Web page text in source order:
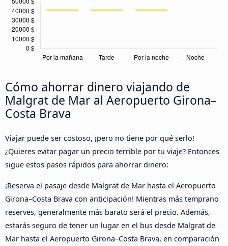
Cómo ahorrar dinero viajando de
Malgrat de Mar al Aeropuerto Girona–
Costa Brava
Viajar puede ser costoso, ¡pero no tiene por qué serlo!
¿Quieres evitar pagar un precio terrible por tu viaje? Entonces
sigue estos pasos rápidos para ahorrar dinero:
¡Reserva el pasaje desde Malgrat de Mar hasta el Aeropuerto
Girona–Costa Brava con anticipación! Mientras más temprano
reserves, generalmente más barato será el precio. Además,
estarás seguro de tener un lugar en el bus desde Malgrat de
Mar hasta el Aeropuerto Girona–Costa Brava, en comparación